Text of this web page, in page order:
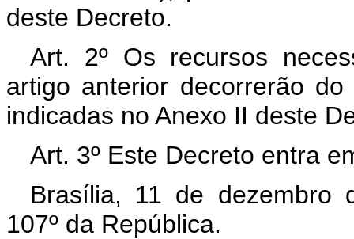
deste Decreto.
Art. 2º Os recursos
artigo anterior decorrerão
indicadas no Anexo II deste
Art. 3º Este Decreto entra
Brasília, 11 de dezembro
107º da República.